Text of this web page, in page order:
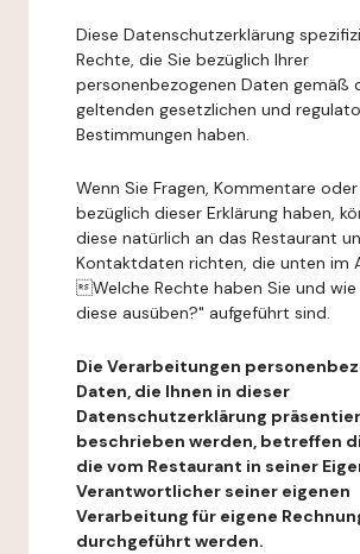
Diese Datenschutzerklärung
Rechte, die Sie bezüglich Ihrer
personenbezogenen Daten gemäß
geltenden gesetzlichen und
Bestimmungen haben.
Wenn Sie Fragen, Kommentare oder
bezüglich dieser Erklärung haben,
diese natürlich an das Restaurant
Kontaktdaten richten, die unten im
Welche Rechte haben Sie und wie
diese ausüben?" aufgeführt sind.
Die Verarbeitungen
Daten, die Ihnen in dieser
Datenschutzerklärung
beschrieben werden, betreffen
die vom Restaurant in seiner
Verantwortlicher seiner eigenen
Verarbeitung für eigene
durchgeführt werden.